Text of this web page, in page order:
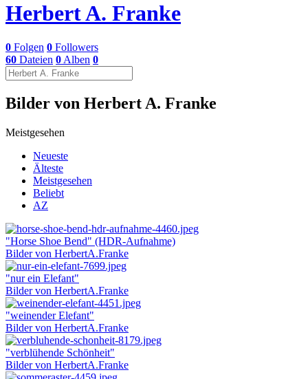
Herbert A. Franke
0 Folgen 0 Followers
60 Dateien 0 Alben 0
Bilder von Herbert A. Franke
Meistgesehen
Neueste
Älteste
Meistgesehen
Beliebt
AZ
"Horse Shoe Bend" (HDR-Aufnahme)
Bilder von HerbertA.Franke
"nur ein Elefant"
Bilder von HerbertA.Franke
"weinender Elefant"
Bilder von HerbertA.Franke
"verblühende Schönheit"
Bilder von HerbertA.Franke